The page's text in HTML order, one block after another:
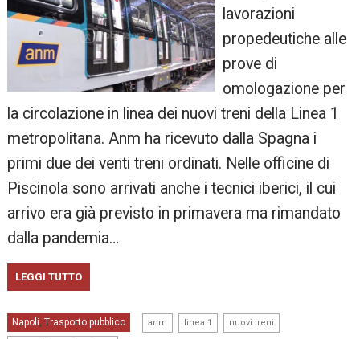
lavorazioni
propedeutiche alle
prove di
omologazione per
la circolazione in linea dei nuovi treni della Linea 1
metropolitana. Anm ha ricevuto dalla Spagna i
primi due dei venti treni ordinati. Nelle officine di
Piscinola sono arrivati anche i tecnici iberici, il cui
arrivo era già previsto in primavera ma rimandato
dalla pandemia…
LEGGI TUTTO
Napoli, Trasporto pubblico anm linea 1 nuovi treni